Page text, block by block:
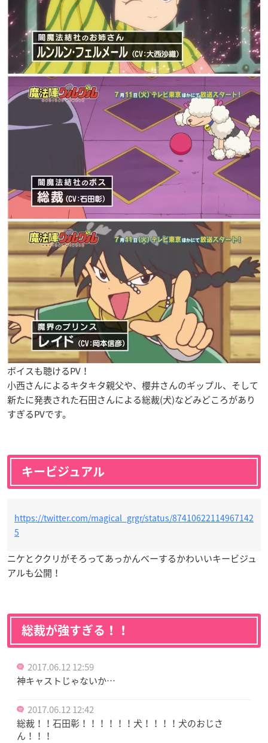
ボイスも聴けるPV！
小西さんによるキタキタ親父や、櫻井さんのギップル、そして
新たに発表された石田さんによる総裁(犬)などみどころがあり
すぎるPVです。
キービジュアル
https://twitter.com/magical_grgr/status/87410622114967142
5
ニケとククリがそろってあっかんべーするかわいいキービジュ
アルも公開！
総裁が強すぎる！！
2017.06.12 12:59
神キャストじゃないか…
2017.06.12 12:42
総裁！！石田彰！！！！！！犬！！！！犬のおじさ
ん！！！